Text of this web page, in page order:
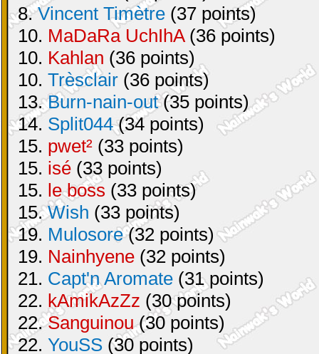
8.Vincent Timètre (37 points)
10. MaDaRa UchIhA(36 points)
10. Kahlan (36 points)
10. Trèsclair (36 points)
13.Burn-nain-out(35 points)
14. Split044(34 points)
15. pwet² (33 points)
15. isé (33 points)
15. le boss (33 points)
15.Wish (33 points)
19. Mulosore(32 points)
19. Nainhyene (32 points)
21. Capt'n Aromate (31 points)
22. kAmikAzZz (30 points)
22.Sanguinou(30 points)
22. YouSS (30 points)